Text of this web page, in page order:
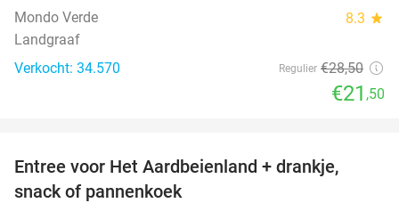
Mondo Verde 8.3 star
Landgraaf
Verkocht: 34.570
Regulier €28,50
€21 ,50
Entree voor Het Aardbeienland + drankje,
snack of pannenkoek